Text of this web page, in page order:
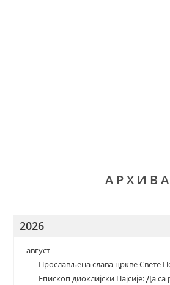
А Р Х И В А
2026
–август
Прослављена слава цркве Свете
Епископ диоклијски Пајсије: Да